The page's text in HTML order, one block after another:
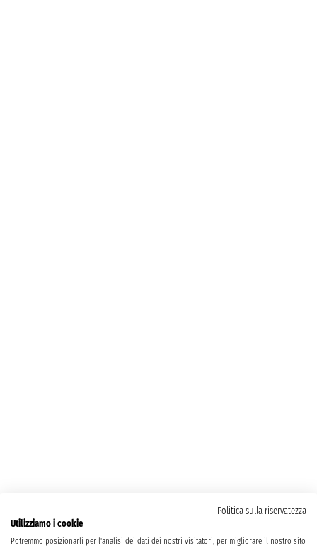
Politica sulla riservatezza
Utilizziamo i cookie
Potremmo posizionarli per l'analisi dei dati dei nostri visitatori, per migliorare il nostro sito